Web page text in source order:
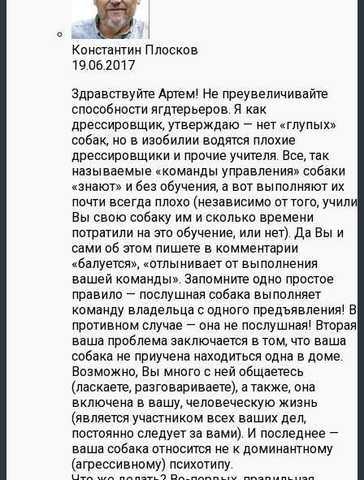
Константин Плосков
19.06.2017
Здравствуйте Артем! Не преувеличивайте
способности ягдтерьеров. Я как
дрессировщик, утверждаю — нет «глупых»
собак, но в изобилии водятся плохие
дрессировщики и прочие учителя. Все, так
называемые «команды управления» собаки
«знают» и без обучения, а вот выполняют их
почти всегда плохо (независимо от того, учили
Вы свою собаку им и сколько времени
потратили на это обучение, или нет). Да Вы и
сами об этом пишете в комментарии
«балуется», «отлынивает от выполнения
вашей команды». Запомните одно простое
правило — послушная собака выполняет
команду владельца с одного предъявления! В
противном случае — она не послушная! Вторая
ваша проблема заключается в том, что ваша
собака не приучена находиться одна в доме.
Возможно, Вы много с ней общаетесь
(ласкаете, разговариваете), а также, она
включена в вашу, человеческую жизнь
(является участником всех ваших дел,
постоянно следует за вами). И последнее —
ваша собака относится не к доминантному
(агрессивному) психотипу.